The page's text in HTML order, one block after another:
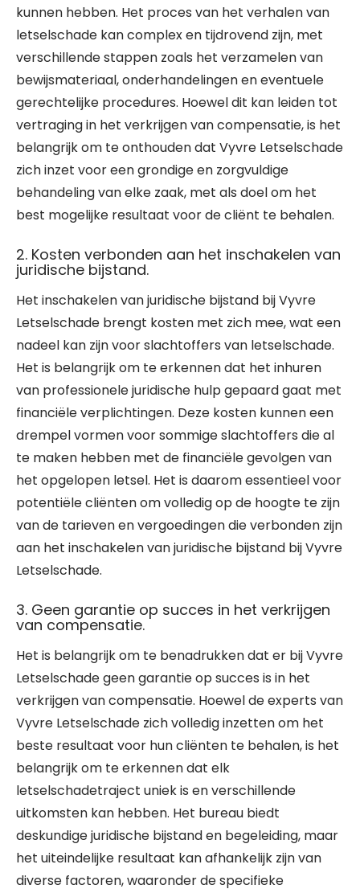
kunnen hebben. Het proces van het verhalen van
letselschade kan complex en tijdrovend zijn, met
verschillende stappen zoals het verzamelen van
bewijsmateriaal, onderhandelingen en eventuele
gerechtelijke procedures. Hoewel dit kan leiden tot
vertraging in het verkrijgen van compensatie, is het
belangrijk om te onthouden dat Vyvre Letselschade
zich inzet voor een grondige en zorgvuldige
behandeling van elke zaak, met als doel om het
best mogelijke resultaat voor de cliënt te behalen.
2. Kosten verbonden aan het inschakelen van
juridische bijstand.
Het inschakelen van juridische bijstand bij Vyvre
Letselschade brengt kosten met zich mee, wat een
nadeel kan zijn voor slachtoffers van letselschade.
Het is belangrijk om te erkennen dat het inhuren
van professionele juridische hulp gepaard gaat met
financiële verplichtingen. Deze kosten kunnen een
drempel vormen voor sommige slachtoffers die al
te maken hebben met de financiële gevolgen van
het opgelopen letsel. Het is daarom essentieel voor
potentiële cliënten om volledig op de hoogte te zijn
van de tarieven en vergoedingen die verbonden zijn
aan het inschakelen van juridische bijstand bij Vyvre
Letselschade.
3. Geen garantie op succes in het verkrijgen
van compensatie.
Het is belangrijk om te benadrukken dat er bij Vyvre
Letselschade geen garantie op succes is in het
verkrijgen van compensatie. Hoewel de experts van
Vyvre Letselschade zich volledig inzetten om het
beste resultaat voor hun cliënten te behalen, is het
belangrijk om te erkennen dat elk
letselschadetraject uniek is en verschillende
uitkomsten kan hebben. Het bureau biedt
deskundige juridische bijstand en begeleiding, maar
het uiteindelijke resultaat kan afhankelijk zijn van
diverse factoren, waaronder de specifieke